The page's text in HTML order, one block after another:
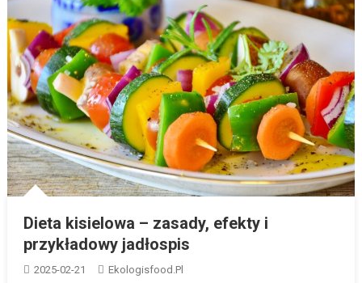
Dieta kisielowa – zasady, efekty i
przykładowy jadłospis
2025-02-21 Ekologisfood.pl